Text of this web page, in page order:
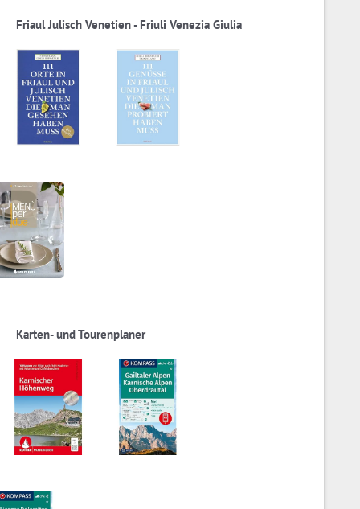
Friaul Julisch Venetien - Friuli Venezia Giulia
Karten- und Tourenplaner